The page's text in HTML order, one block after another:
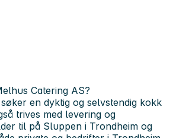
Catering AS?
en dyktig og selvstendig kokk
trives med levering og
til på Sluppen i Trondheim og